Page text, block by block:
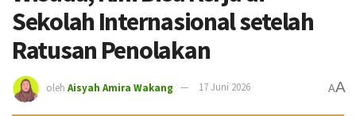
Sekolah Internasional setelah
Ratusan Penolakan
oleh Aisyah Amira Wakang 17 Juni 2026 AA